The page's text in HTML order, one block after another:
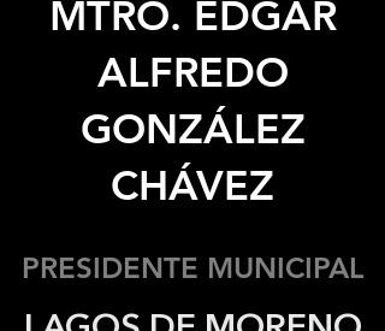
MTRO. EDGAR
ALFREDO
GONZÁLEZ
CHÁVEZ
PRESIDENTE MUNICIPAL